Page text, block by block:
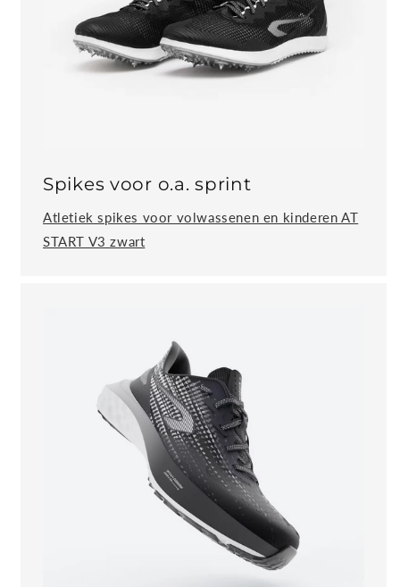
Spikes voor o.a. sprint
Atletiek spikes voor volwassenen en kinderen AT
START V3 zwart